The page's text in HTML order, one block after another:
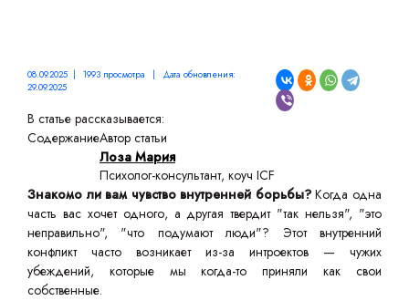
08.09.2025 | 1993 просмотра | Дата обновления:
29.09.2025
В статье рассказывается:
СодержаниеАвтор статьи
Лоза Мария
Психолог-консультант, коуч ICF
Знакомо ли вам чувство внутренней борьбы?Когда одна
часть вас хочет одного, а другая твердит "так нельзя", "это
неправильно", "что подумают люди"? Этот внутренний
конфликт часто возникает из-за интроектов — чужих
убеждений, которые мы когда-то приняли как свои
собственные.